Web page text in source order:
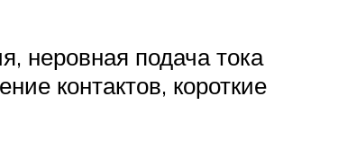
неровная подача тока
контактов, короткие